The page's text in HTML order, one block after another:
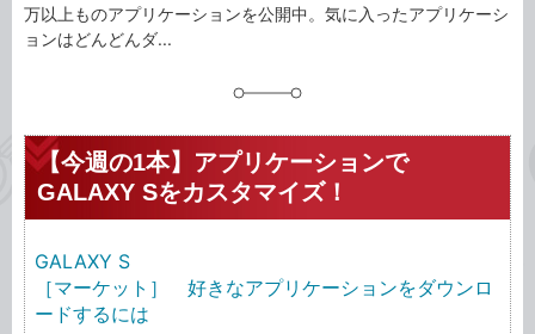
万以上ものアプリケーションを公開中。気に入ったアプリケーシ
ョンはどんどんダ...
【今週の1本】アプリケーションで
GALAXY Sをカスタマイズ！
GALAXY S
［マーケット］ 好きなアプリケーションをダウンロ
ードするには